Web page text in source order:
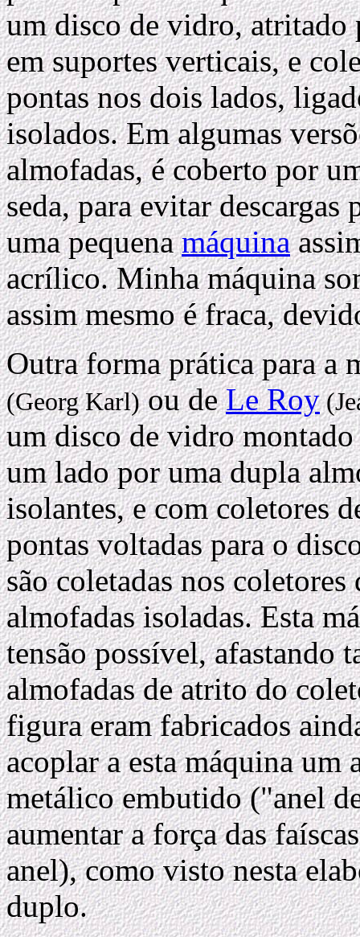
um disco de vidro, atritado
em suportes verticais, e
pontas nos dois lados,
isolados. Em algumas
almofadas, é coberto por
seda, para evitar
uma pequenamáquina
acrílico. Minha máquina
assim mesmo é fraca,
Outra forma prática para a
(Georg Karl)ou deLe Roy
um disco de vidro
um lado por uma dupla
isolantes, e com coletores
pontas voltadas para o
são coletadas nos coletores
almofadas isoladas. Esta
tensão possível, afastando
almofadas de atrito do
figura eram fabricados
acoplar a esta máquina
metálico embutido ("anel
aumentar a força das
anel), como visto nesta
duplo.